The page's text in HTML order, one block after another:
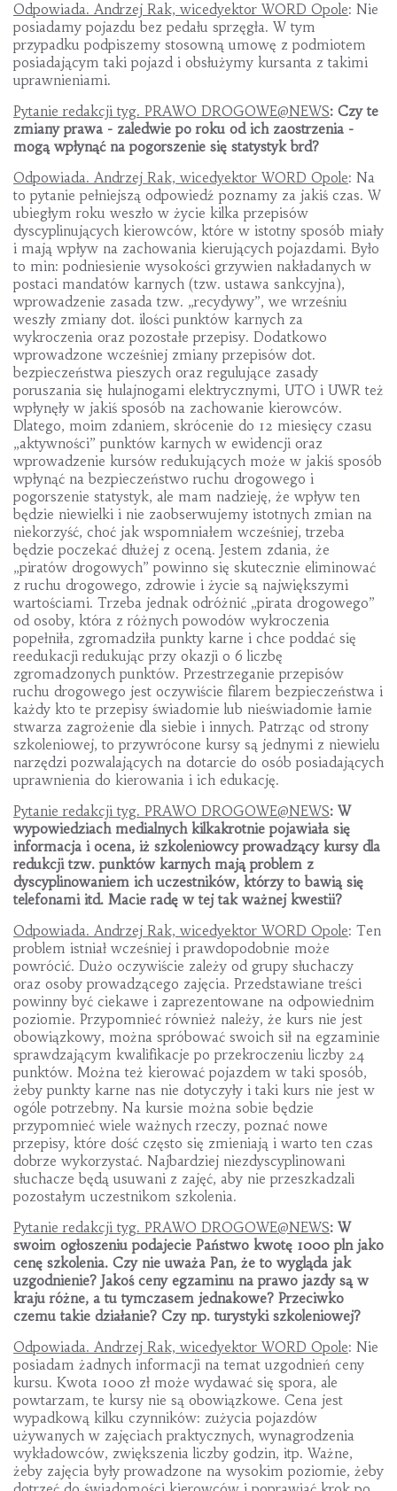
Odpowiada. Andrzej Rak, wicedyektor WORD Opole: Nie
posiadamy pojazdu bez pedału sprzęgła. W tym
przypadku podpiszemy stosowną umowę z podmiotem
posiadającym taki pojazd i obsłużymy kursanta z takimi
uprawnieniami.
Pytanie redakcji tyg. PRAWO DROGOWE@NEWS: Czy te
zmiany prawa - zaledwie po roku od ich zaostrzenia -
mogą wpłynąć na pogorszenie się statystyk brd?
Odpowiada. Andrzej Rak, wicedyektor WORD Opole: Na
to pytanie pełniejszą odpowiedź poznamy za jakiś czas. W
ubiegłym roku weszło w życie kilka przepisów
dyscyplinujących kierowców, które w istotny sposób miały
i mają wpływ na zachowania kierujących pojazdami. Było
to min: podniesienie wysokości grzywien nakładanych w
postaci mandatów karnych (tzw. ustawa sankcyjna),
wprowadzenie zasada tzw. „recydywy”, we wrześniu
weszły zmiany dot. ilości punktów karnych za
wykroczenia oraz pozostałe przepisy. Dodatkowo
wprowadzone wcześniej zmiany przepisów dot.
bezpieczeństwa pieszych oraz regulujące zasady
poruszania się hulajnogami elektrycznymi, UTO i UWR też
wpłynęły w jakiś sposób na zachowanie kierowców.
Dlatego, moim zdaniem, skrócenie do 12 miesięcy czasu
„aktywności” punktów karnych w ewidencji oraz
wprowadzenie kursów redukujących może w jakiś sposób
wpłynąć na bezpieczeństwo ruchu drogowego i
pogorszenie statystyk, ale mam nadzieję, że wpływ ten
będzie niewielki i nie zaobserwujemy istotnych zmian na
niekorzyść, choć jak wspomniałem wcześniej, trzeba
będzie poczekać dłużej z oceną. Jestem zdania, że
„piratów drogowych” powinno się skutecznie eliminować
z ruchu drogowego, zdrowie i życie są największymi
wartościami. Trzeba jednak odróżnić „pirata drogowego”
od osoby, która z różnych powodów wykroczenia
popełniła, zgromadziła punkty karne i chce poddać się
reedukacji redukując przy okazji o 6 liczbę
zgromadzonych punktów. Przestrzeganie przepisów
ruchu drogowego jest oczywiście filarem bezpieczeństwa i
każdy kto te przepisy świadomie lub nieświadomie łamie
stwarza zagrożenie dla siebie i innych. Patrząc od strony
szkoleniowej, to przywrócone kursy są jednymi z niewielu
narzędzi pozwalających na dotarcie do osób posiadających
uprawnienia do kierowania i ich edukację.
Pytanie redakcji tyg. PRAWO DROGOWE@NEWS: W
wypowiedziach medialnych kilkakrotnie pojawiała się
informacja i ocena, iż szkoleniowcy prowadzący kursy dla
redukcji tzw. punktów karnych mają problem z
dyscyplinowaniem ich uczestników, którzy to bawią się
telefonami itd. Macie radę w tej tak ważnej kwestii?
Odpowiada. Andrzej Rak, wicedyektor WORD Opole: Ten
problem istniał wcześniej i prawdopodobnie może
powrócić. Dużo oczywiście zależy od grupy słuchaczy
oraz osoby prowadzącego zajęcia. Przedstawiane treści
powinny być ciekawe i zaprezentowane na odpowiednim
poziomie. Przypomnieć również należy, że kurs nie jest
obowiązkowy, można spróbować swoich sił na egzaminie
sprawdzającym kwalifikacje po przekroczeniu liczby 24
punktów. Można też kierować pojazdem w taki sposób,
żeby punkty karne nas nie dotyczyły i taki kurs nie jest w
ogóle potrzebny. Na kursie można sobie będzie
przypomnieć wiele ważnych rzeczy, poznać nowe
przepisy, które dość często się zmieniają i warto ten czas
dobrze wykorzystać. Najbardziej niezdyscyplinowani
słuchacze będą usuwani z zajęć, aby nie przeszkadzali
pozostałym uczestnikom szkolenia.
Pytanie redakcji tyg. PRAWO DROGOWE@NEWS: W
swoim ogłoszeniu podajecie Państwo kwotę 1000 pln jako
cenę szkolenia. Czy nie uważa Pan, że to wygląda jak
uzgodnienie? Jakoś ceny egzaminu na prawo jazdy są w
kraju różne, a tu tymczasem jednakowe? Przeciwko
czemu takie działanie? Czy np. turystyki szkoleniowej?
Odpowiada. Andrzej Rak, wicedyektor WORD Opole: Nie
posiadam żadnych informacji na temat uzgodnień ceny
kursu. Kwota 1000 zł może wydawać się spora, ale
powtarzam, te kursy nie są obowiązkowe. Cena jest
wypadkową kilku czynników: zużycia pojazdów
używanych w zajęciach praktycznych, wynagrodzenia
wykładowców, zwiększenia liczby godzin, itp. Ważne,
żeby zajęcia były prowadzone na wysokim poziomie, żeby